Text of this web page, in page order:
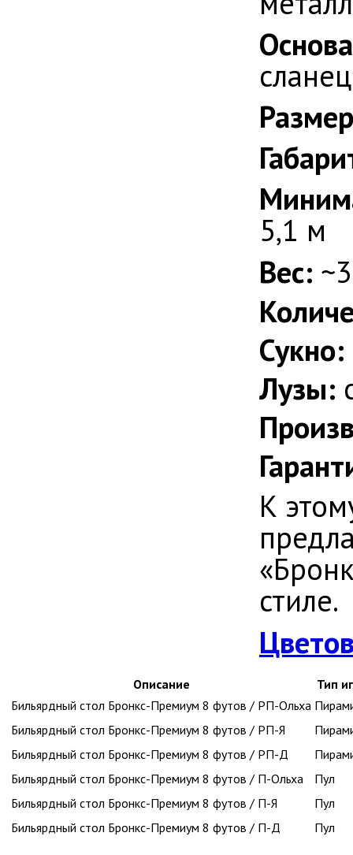
5,1 м
Вес:
Сукно:
Лузы:
К
стиле.
Описание
Тип
Бильярдный стол Бронкс-Премиум 8 футов / РП-Ольха
Бильярдный стол Бронкс-Премиум 8 футов / РП-Я
Бильярдный стол Бронкс-Премиум 8 футов / РП-Д
Бильярдный стол Бронкс-Премиум 8 футов / П-Ольха
Пул
Бильярдный стол Бронкс-Премиум 8 футов / П-Я
Пул
Бильярдный стол Бронкс-Премиум 8 футов / П-Д
Пул